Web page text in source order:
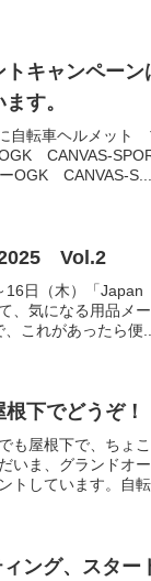
キャンペー
す。
自転車ヘルメッ
OGK CANVAS-
OGK CANVAS-S...
Vol.2
16日（木）「
、気になる用品メ
これがあったら便...
下でどうぞ！
も屋根下で、ちょ
いま、グランドオ
トしています。自
ング、スター